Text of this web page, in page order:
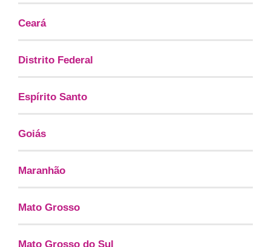
Ceará
Distrito Federal
Espírito Santo
Goiás
Maranhão
Mato Grosso
Mato Grosso do Sul